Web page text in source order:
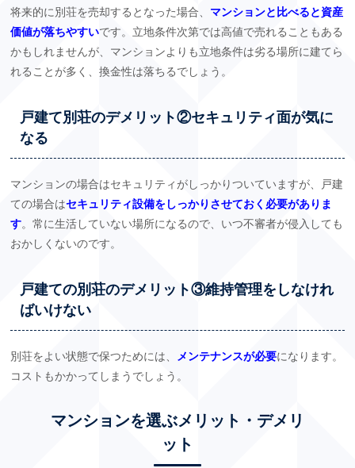
将来的に別荘を売却するとなった場合、 マンションと比べると資産
価値が落ちやすいです。立地条件次第では高値で売れることもある
かもしれませんが、マンションよりも立地条件は劣る場所に建てら
れることが多く、換金性は落ちるでしょう。
戸建て別荘のデメリット②セキュリティ面が気に
なる
マンションの場合はセキュリティがしっかりついていますが、戸建
ての場合はセキュリティ設備をしっかりさせておく必要がありま
す。常に生活していない場所になるので、いつ不審者が侵入しても
おかしくないのです。
戸建ての別荘のデメリット③維持管理をしなけれ
ばいけない
別荘をよい状態で保つためには、 メンテナンスが必要になります。
コストもかかってしまうでしょう。
マンションを選ぶメリット・デメリ
ット